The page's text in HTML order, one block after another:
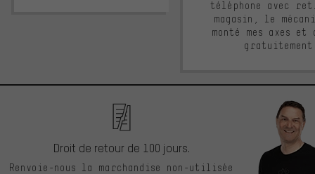
téléphone avec
magasin, le
monté mes axes et
Droit de retour de 100 jours.
Renvoie-nous la marchandise non-utilisée